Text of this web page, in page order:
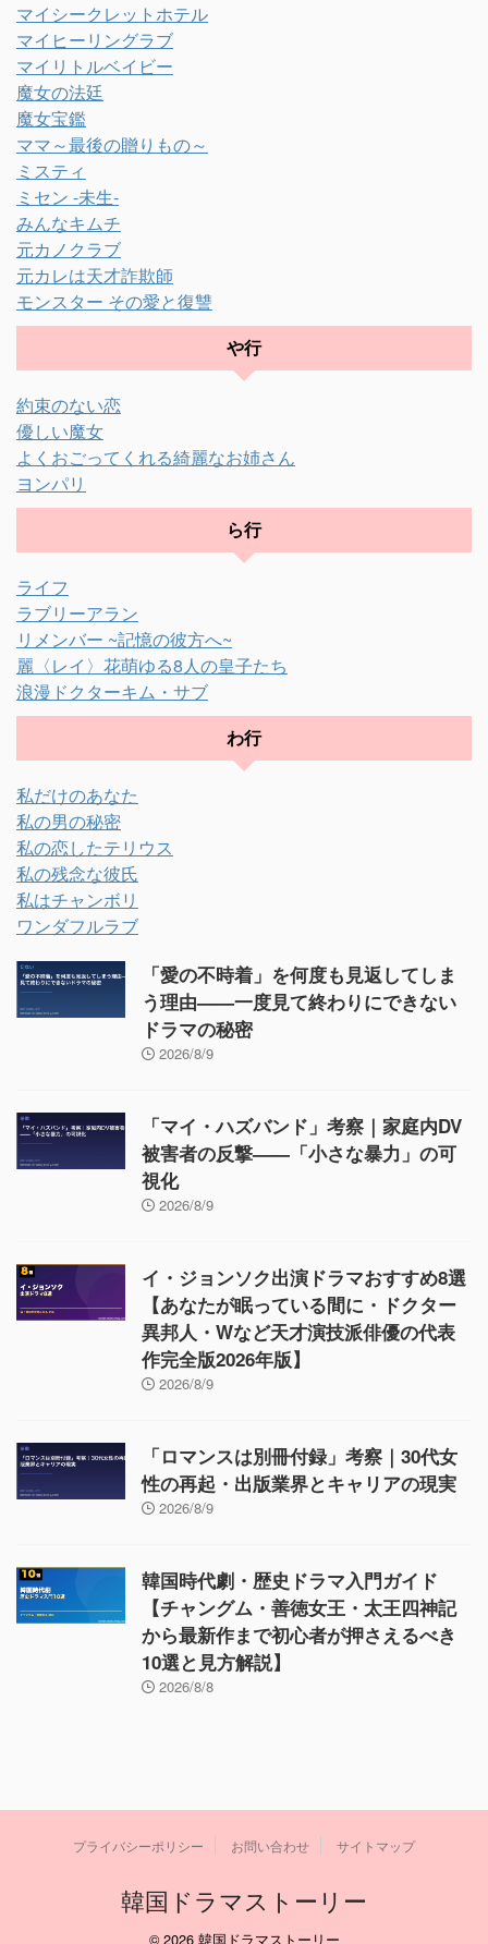
マイシークレットホテル
マイヒーリングラブ
マイリトルベイビー
魔女の法廷
魔女宝鑑
ママ～最後の贈りもの～
ミスティ
ミセン -未生-
みんなキムチ
元カノクラブ
元カレは天才詐欺師
モンスター その愛と復讐
や行
約束のない恋
優しい魔女
よくおごってくれる綺麗なお姉さん
ヨンパリ
ら行
ライフ
ラブリーアラン
リメンバー ~記憶の彼方へ~
麗〈レイ〉花萌ゆる8人の皇子たち
浪漫ドクターキム・サブ
わ行
私だけのあなた
私の男の秘密
私の恋したテリウス
私の残念な彼氏
私はチャンボリ
ワンダフルラブ
「愛の不時着」を何度も見返してしま
う理由——一度見て終わりにできない
ドラマの秘密
2026/8/9
「マイ・ハズバンド」考察｜家庭内DV
被害者の反撃——「小さな暴力」の可
視化
2026/8/9
イ・ジョンソク出演ドラマおすすめ8選
【あなたが眠っている間に・ドクター
異邦人・Wなど天才演技派俳優の代表
作完全版2026年版】
2026/8/9
「ロマンスは別冊付録」考察｜30代女
性の再起・出版業界とキャリアの現実
2026/8/9
韓国時代劇・歴史ドラマ入門ガイド
【チャングム・善徳女王・太王四神記
から最新作まで初心者が押さえるべき
10選と見方解説】
2026/8/8
プライバシーポリシー お問い合わせ サイトマップ
韓国ドラマストーリー
© 2026 韓国ドラマストーリー